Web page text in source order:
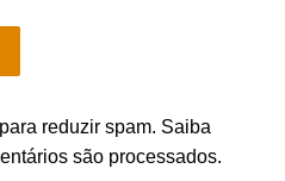
reduzir spam. Saiba
são processados.